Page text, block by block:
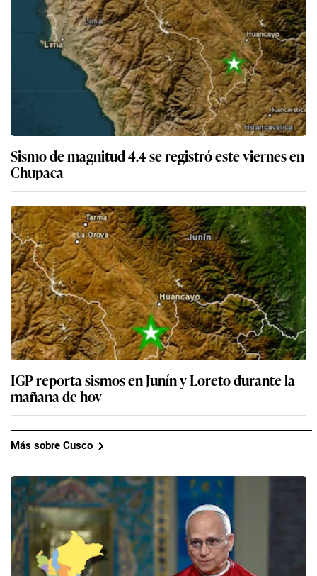
Sismo de magnitud 4.4 se registró este viernes en
Chupaca
IGP reporta sismos en Junín y Loreto durante la
mañana de hoy
Más sobre Cusco